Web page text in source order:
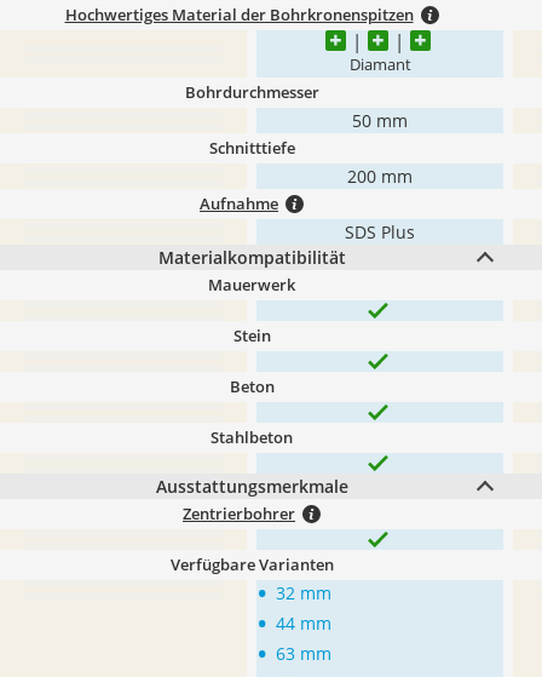
Hochwertiges Material der Bohrkronenspitzen
Diamant
Bohrdurchmesser
50 mm
Schnitttiefe
200 mm
Aufnahme
SDS Plus
Materialkompatibilität
Mauerwerk
Stein
Beton
Stahlbeton
Ausstattungsmerkmale
Zentrierbohrer
Verfügbare Varianten
• 32 mm
• 44 mm
• 63 mm